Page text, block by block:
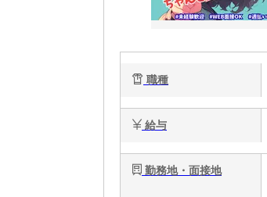
職種
給与
勤務地・面接地